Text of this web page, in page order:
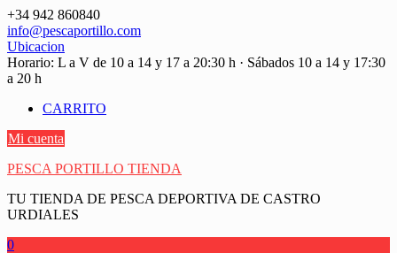
Saltar
contenido
+34 942 860840
info@pescaportillo.com
Ubicacion
Horario: L a V de 10 a 14 y 17 a 20:30 h · Sábados 10 a 14 y 17:30
a 20 h
CARRITO
Mi cuenta
PESCA PORTILLO TIENDA
TU TIENDA DE PESCA DEPORTIVA DE CASTRO
URDIALES
0